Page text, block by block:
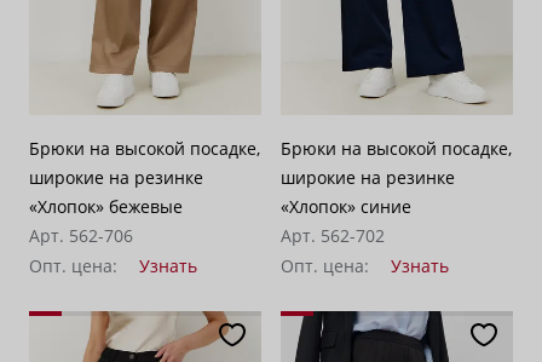
Брюки на высокой посадке,
широкие на резинке
«Хлопок» бежевые
Арт. 562-706
Опт. цена:
Узнать
Брюки на высокой посадке,
широкие на резинке
«Хлопок» синие
Арт. 562-702
Опт. цена:
Узнать